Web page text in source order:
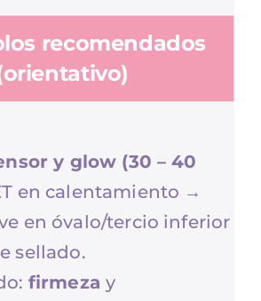
recomendados
y glow (30 – 40
en calentamiento →
en óvalo/tercio inferior
sellado.
firmezay